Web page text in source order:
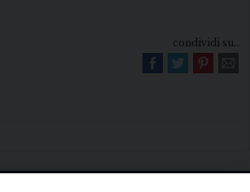
condividi su...